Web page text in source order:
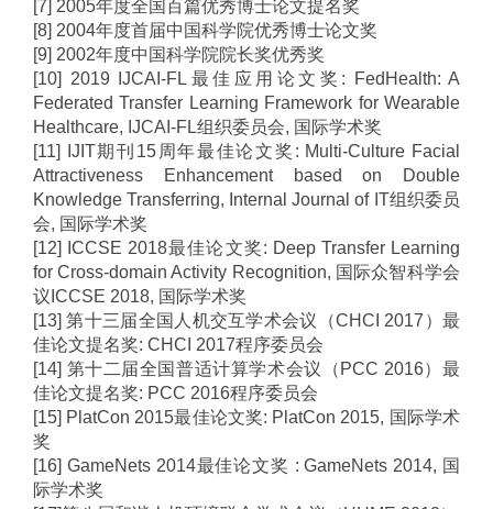
[7] 2005年度全国百篇优秀博士论文提名奖
[8] 2004年度首届中国科学院优秀博士论文奖
[9] 2002年度中国科学院院长奖优秀奖
[10] 2019 IJCAI-FL 最佳应用论文奖 : FedHealth: A
Federated Transfer Learning Framework for Wearable
Healthcare, IJCAI-FL组织委员会, 国际学术奖
[11] IJIT期刊 15周年最佳论文奖 : Multi-Culture Facial
Attractiveness Enhancement based on Double
Knowledge Transferring, Internal Journal of IT组织委员
会, 国际学术奖
[12] ICCSE 2018最佳论文奖: Deep Transfer Learning
for Cross-domain Activity Recognition, 国际众智科学会
议 ICCSE 2018, 国际学术奖
[13]第十三届全国人机交互学术会议（CHCI 2017 ）最
佳论文提名奖: CHCI 2017程序委员会
[14] 第十二届全国普适计算学术会议（ PCC 2016）最
佳论文提名奖: PCC 2016程序委员会
[15] PlatCon 2015最佳论文奖: PlatCon 2015, 国际学术
奖
[16] GameNets 2014最佳论文奖 : GameNets 2014, 国
际学术奖